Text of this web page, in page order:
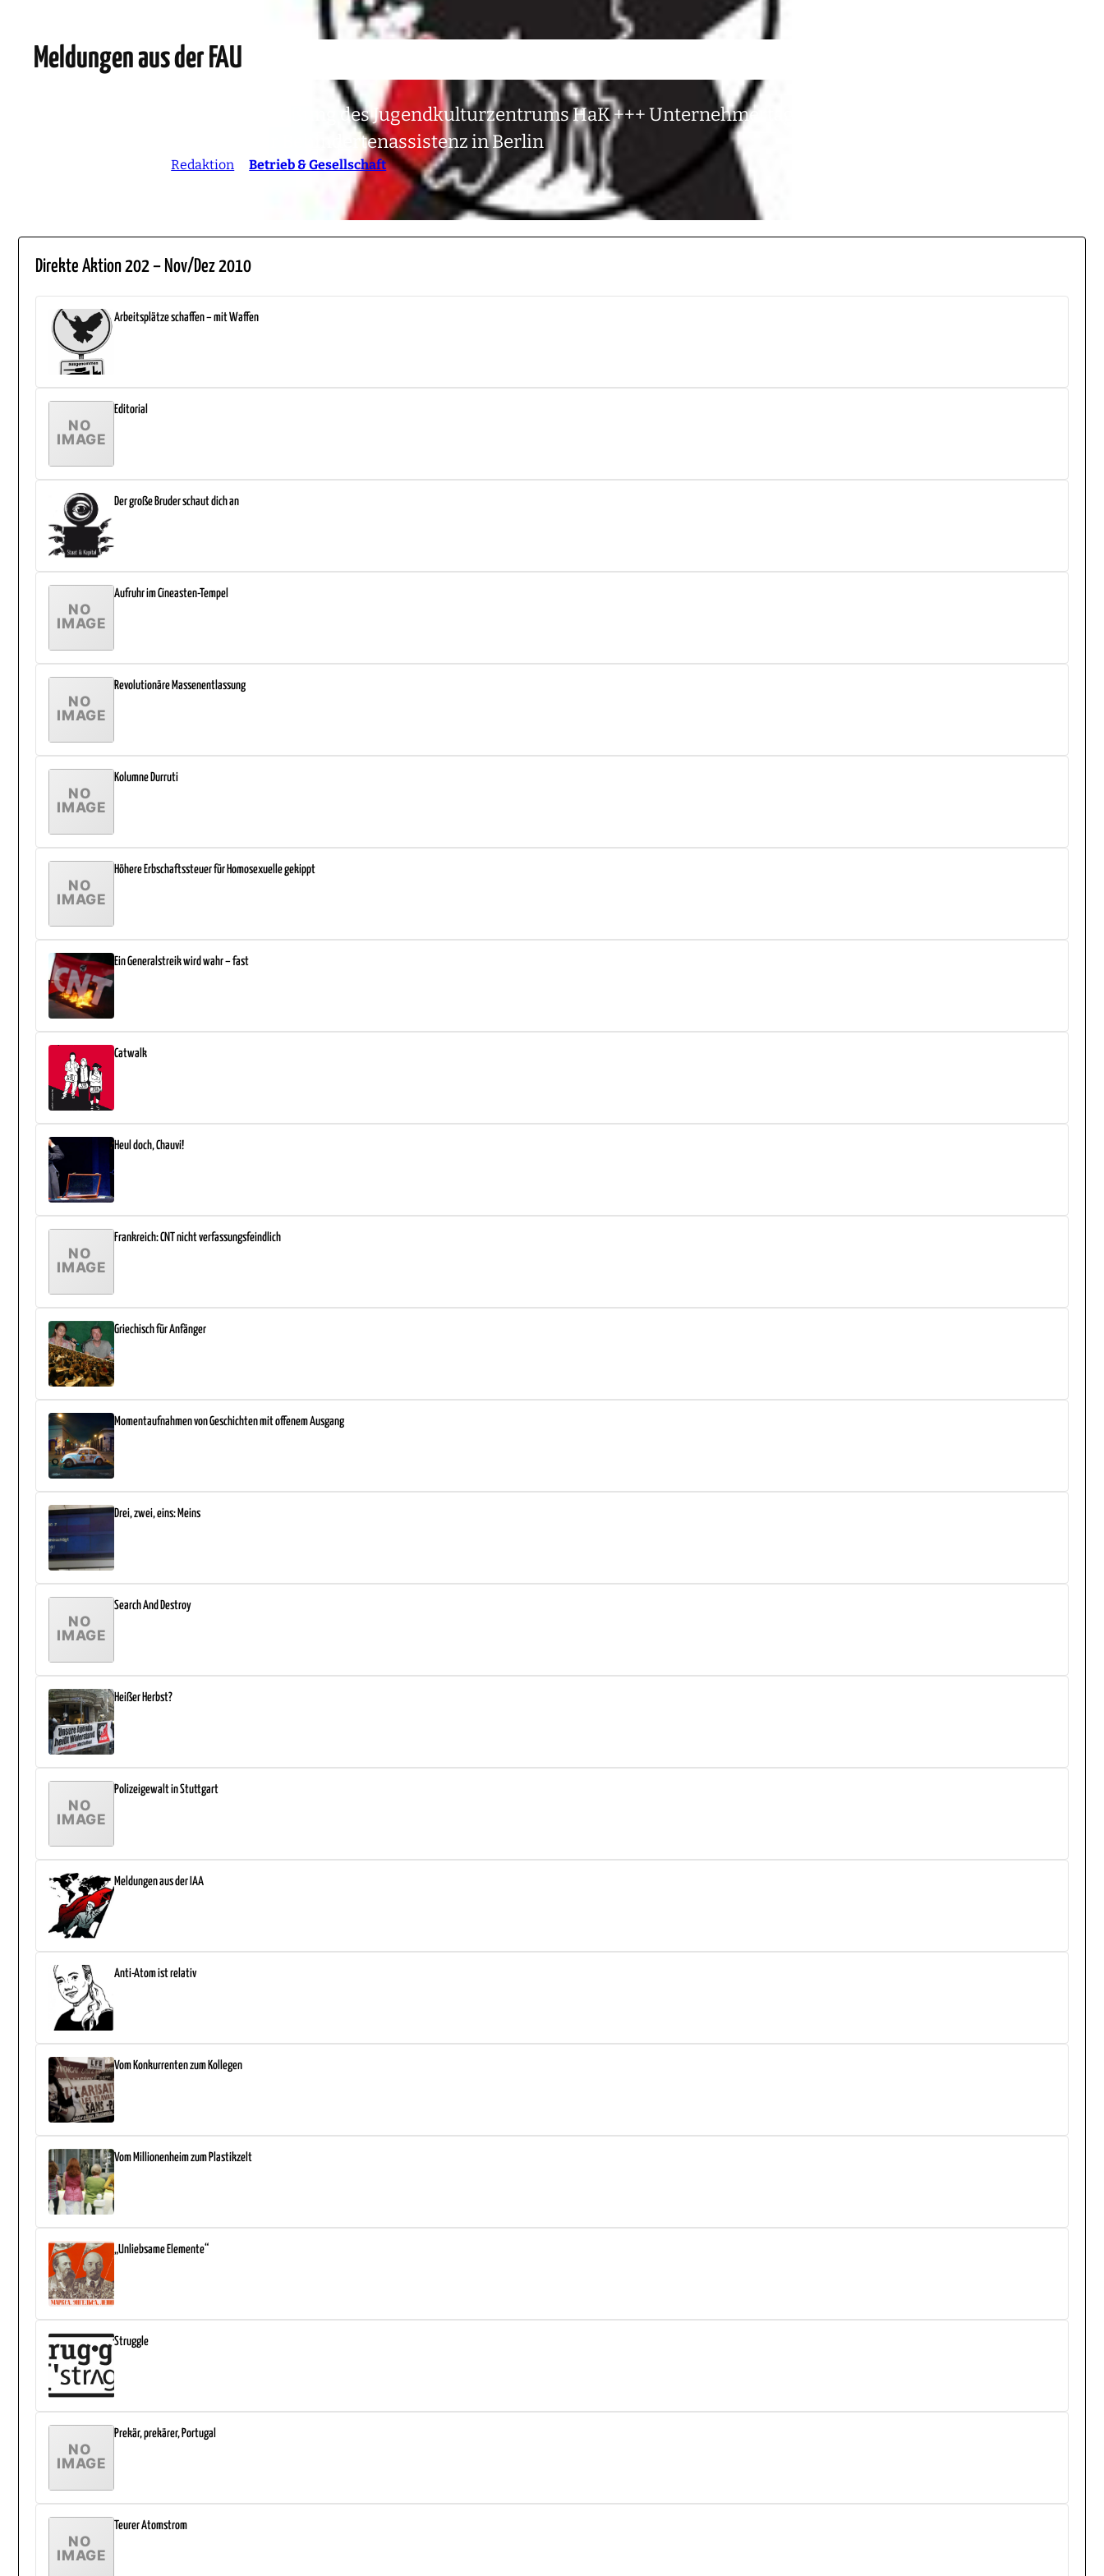
Meldungen aus der FAU
Leiharbeit in Kassel +++ Schließung des Jugendkulturzentrums HaK +++ Unternehmertag in Wiesbaden +++
Budgetverhandlungen in der Behindertenassistenz in Berlin
vonRedaktion inBetrieb & Gesellschaft
Direkte Aktion 202 – Nov/Dez 2010
Arbeitsplätze schaffen – mit Waffen
Editorial
Der große Bruder schaut dich an
Aufruhr im Cineasten-Tempel
Revolutionäre Massenentlassung
Kolumne Durruti
Höhere Erbschaftssteuer für Homosexuelle gekippt
Ein Generalstreik wird wahr – fast
Catwalk
Heul doch, Chauvi!
Frankreich: CNT nicht verfassungsfeindlich
Griechisch für Anfänger
Momentaufnahmen von Geschichten mit offenem Ausgang
Drei, zwei, eins: Meins
Search And Destroy
Heißer Herbst?
Polizeigewalt in Stuttgart
Meldungen aus der IAA
Anti-Atom ist relativ
Vom Konkurrenten zum Kollegen
Vom Millionenheim zum Plastikzelt
„Unliebsame Elemente“
Struggle
Prekär, prekärer, Portugal
Teurer Atomstrom